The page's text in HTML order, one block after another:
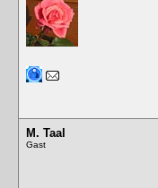
M. Taal
Gast